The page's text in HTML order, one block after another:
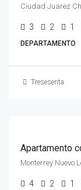
Ciudad Juarez
3 2 1
DEPARTAMENTO
Tresesenta
Apartamento
Monterrey Nuevo
4 2 1